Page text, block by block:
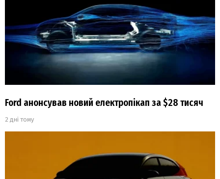
Ford анонсував новий електропікап за $28 тисяч
2 дні тому